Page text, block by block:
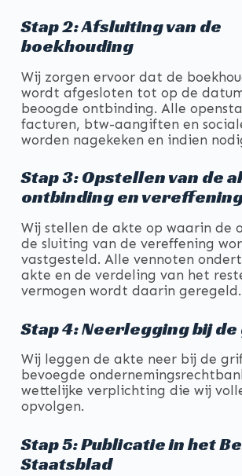
Stap 2: Afsluiting van de
boekhouding
Wij zorgen ervoor dat de
wordt afgesloten tot op de
beoogde ontbinding. Alle
facturen, btw-aangiften en
worden nagekeken en indien
Stap 3: Opstellen van de
ontbinding en
Wij stellen de akte op waarin de
de sluiting van de vereffening
vastgesteld. Alle vennoten
akte en de verdeling van het
vermogen wordt daarin geregeld.
Stap 4: Neerlegging bij
Wij leggen de akte neer bij de
bevoegde
wettelijke verplichting die wij
opvolgen.
Stap 5: Publicatie in het
Staatsblad